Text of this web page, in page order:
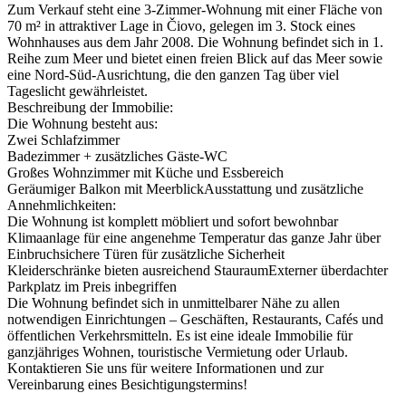
Zum Verkauf steht eine 3-Zimmer-Wohnung mit einer Fläche von
70 m² in attraktiver Lage in Čiovo, gelegen im 3. Stock eines
Wohnhauses aus dem Jahr 2008. Die Wohnung befindet sich in 1.
Reihe zum Meer und bietet einen freien Blick auf das Meer sowie
eine Nord-Süd-Ausrichtung, die den ganzen Tag über viel
Tageslicht gewährleistet.
Beschreibung der Immobilie:
Die Wohnung besteht aus:
Zwei Schlafzimmer
Badezimmer + zusätzliches Gäste-WC
Großes Wohnzimmer mit Küche und Essbereich
Geräumiger Balkon mit MeerblickAusstattung und zusätzliche
Annehmlichkeiten:
Die Wohnung ist komplett möbliert und sofort bewohnbar
Klimaanlage für eine angenehme Temperatur das ganze Jahr über
Einbruchsichere Türen für zusätzliche Sicherheit
Kleiderschränke bieten ausreichend StauraumExterner überdachter
Parkplatz im Preis inbegriffen
Die Wohnung befindet sich in unmittelbarer Nähe zu allen
notwendigen Einrichtungen – Geschäften, Restaurants, Cafés und
öffentlichen Verkehrsmitteln. Es ist eine ideale Immobilie für
ganzjähriges Wohnen, touristische Vermietung oder Urlaub.
Kontaktieren Sie uns für weitere Informationen und zur
Vereinbarung eines Besichtigungstermins!